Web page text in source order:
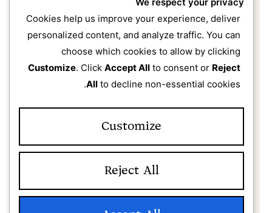
הספריה למעצבת מיועדת אך ורק
השירות נועד לספק כלים, חומרים
Cookies help us improve your experience, deliver
personalized content, and analyze traffic. You can
choose which cookies to allow by clicking
Customize. ClickAccept All to consent or Reject
All to decline non-essential cookies.
Customize
Reject All